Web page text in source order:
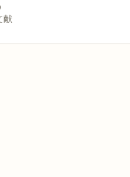
献